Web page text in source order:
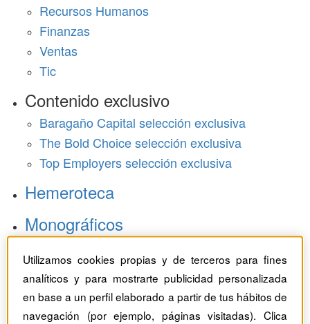
Recursos Humanos
Finanzas
Ventas
Tic
Contenido exclusivo
Baragaño Capital selección exclusiva
The Bold Choice selección exclusiva
Top Employers selección exclusiva
Hemeroteca
Monográficos
Dossieres
Revistas del mes
Utilizamos cookies propias y de terceros para fines
analíticos y para mostrarte publicidad personalizada
en base a un perfil elaborado a partir de tus hábitos de
navegación (por ejemplo, páginas visitadas). Clica